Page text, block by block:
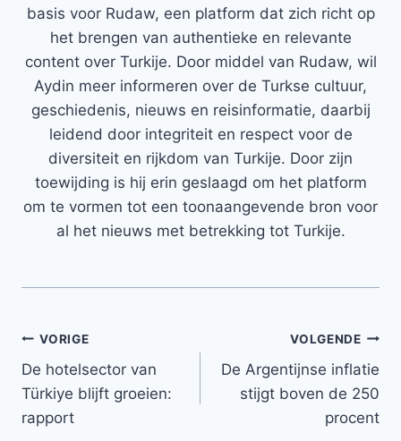
basis voor Rudaw, een platform dat zich richt op
het brengen van authentieke en relevante
content over Turkije. Door middel van Rudaw, wil
Aydin meer informeren over de Turkse cultuur,
geschiedenis, nieuws en reisinformatie, daarbij
leidend door integriteit en respect voor de
diversiteit en rijkdom van Turkije. Door zijn
toewijding is hij erin geslaagd om het platform
om te vormen tot een toonaangevende bron voor
al het nieuws met betrekking tot Turkije.
Bericht
navigatie
VORIGE
De hotelsector van
Türkiye blijft groeien:
rapport
VOLGENDE
De Argentijnse inflatie
stijgt boven de 250
procent